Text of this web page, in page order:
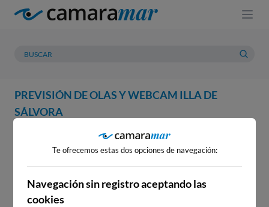
PREVISIÓN DE OLAS Y WEBCAM ILLA DE
SÁLVORA
PREVISIÓN METEOROLOGÍA
Te ofrecemos estas dos opciones de navegación:
Navegación sin registro aceptando las
cookies